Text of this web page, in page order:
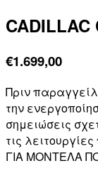
CADILLAC
€1.699,00
Πριν
την
σημειώσεις
τις
ΓΙΑ ΜΟΝΤΕΛΑ